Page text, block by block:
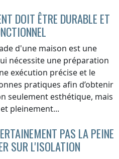
DOIT ÊTRE DURABLE ET
d'une maison est une
nécessite une préparation
exécution précise et le
pratiques afin d’obtenir
seulement esthétique, mais
pleinement...
PAS LA PEINE
SUR L'ISOLATION